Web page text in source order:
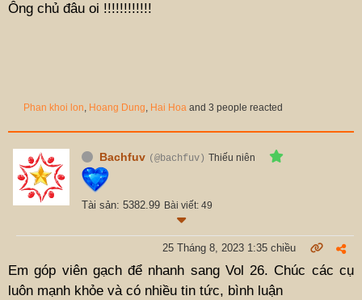
Ông chủ đâu oi !!!!!!!!!!!!
Phan khoi lon, Hoang Dung, Hai Hoa and 3 people reacted
Bachfuv (@bachfuv) Thiếu niên
Tài sản: 5382.99 Bài viết: 49
25 Tháng 8, 2023 1:35 chiều
Em góp viên gạch để nhanh sang Vol 26. Chúc các cụ
luôn mạnh khỏe và có nhiều tin tức, bình luận